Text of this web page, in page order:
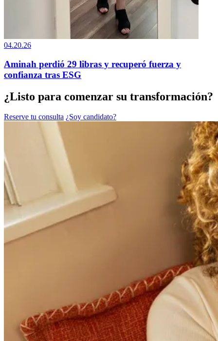
04.20.26
Aminah perdió 29 libras y recuperó fuerza y
confianza tras ESG
¿Listo para comenzar su transformación?
Reserve tu consulta ¿Soy candidato?